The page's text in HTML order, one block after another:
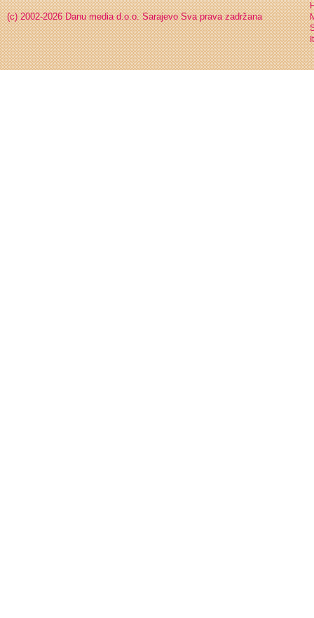
(c) 2002-2026 Danu media d.o.o. Sarajevo Sva prava zadržana